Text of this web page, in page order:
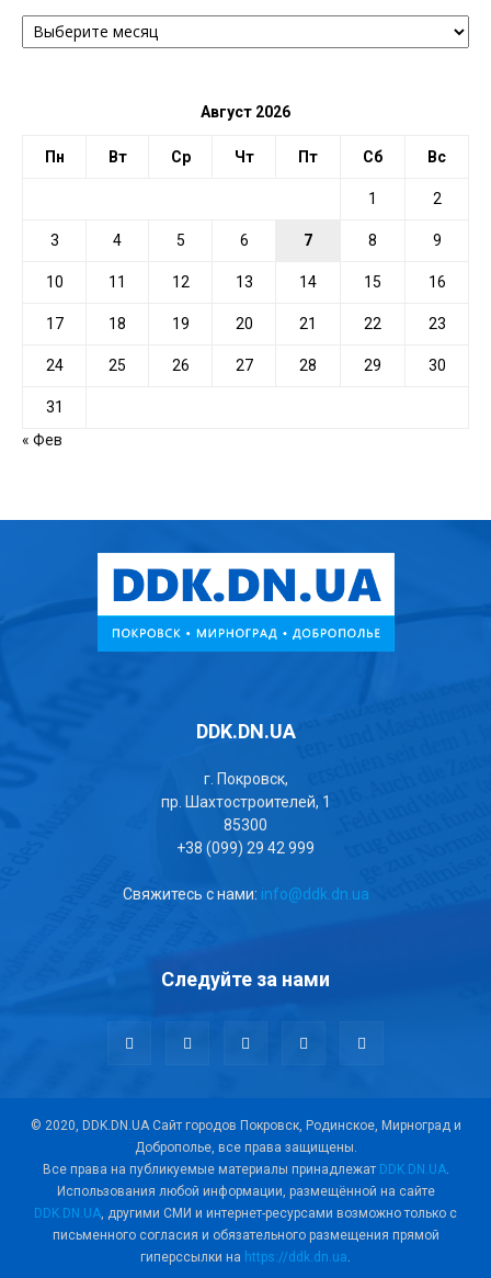
АРХИВ
ПО
Август 2026
Пн Вт Ср Чт Пт Сб Вс
1 2
3 4 5 6 7 8 9
10 11 12 13 14 15 16
17 18 19 20 21 22 23
24 25 26 27 28 29 30
31
« Фев
DDK.DN.UA
г. Покровск,
пр. Шахтостроителей, 1
85300
+38 (099) 29 42 999
Свяжитесь с нами: info@ddk.dn.ua
Следуйте за нами
© 2020, DDK.DN.UA Сайт городов Покровск, Родинское, Мирноград и
Доброполье, все права защищены.
Все права на публикуемые материалы принадлежат DDK.DN.UA.
Использования любой информации, размещённой на сайте
DDK.DN.UA, другими СМИ и интернет-ресурсами возможно только с
письменного согласия и обязательного размещения прямой
гиперссылки на https://ddk.dn.ua.